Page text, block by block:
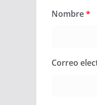
Nombre*
Correo